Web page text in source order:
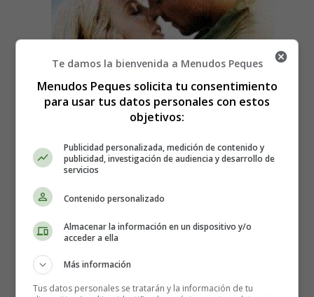
Director:Lasse Hallström
Te damos la bienvenida a Menudos Peques
Menudos Peques solicita tu consentimiento
para usar tus datos personales con estos
objetivos:
Publicidad personalizada, medición de contenido y
publicidad, investigación de audiencia y desarrollo de
servicios
Contenido personalizado
Almacenar la información en un dispositivo y/o
acceder a ella
Más información
Tus datos personales se tratarán y la información de tu